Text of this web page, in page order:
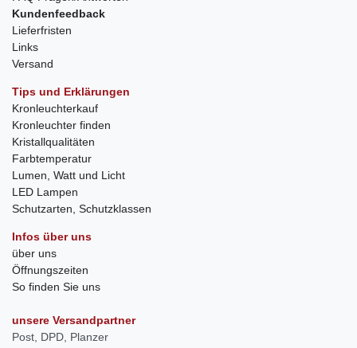
Kundenfeedback
Lieferfristen
Links
Versand
Tips und Erklärungen
Kronleuchterkauf
Kronleuchter finden
Kristallqualitäten
Farbtemperatur
Lumen, Watt und Licht
LED Lampen
Schutzarten, Schutzklassen
Infos über uns
über uns
Öffnungszeiten
So finden Sie uns
unsere Versandpartner
Post, DPD, Planzer